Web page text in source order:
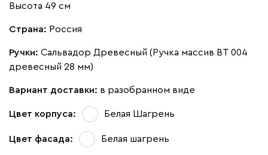
Высота 49 см
Страна: Россия
Ручки: Сальвадор Древесный (Ручка массив ВТ 004
древесный 28 мм)
Вариант доставки: в разобранном виде
Цвет корпуса: Белая Шагрень
Цвет фасада: Белая шагрень